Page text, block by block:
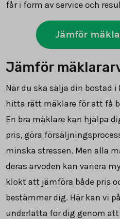
får i form av service och
Jämför
Jämför
När du ska sälja din bostad
hitta rätt mäklare för att få
En bra mäklare kan hjälpa
pris, göra
minska stressen. Men alla
deras arvoden kan variera
klokt att jämföra både pris
bestämmer dig. Här kan vi
underlätta för dig genom